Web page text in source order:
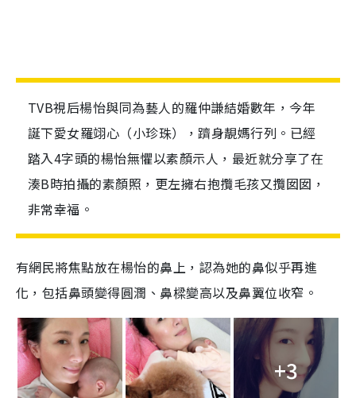
TVB視后楊怡與同為藝人的羅仲謙結婚數年，今年
誕下愛女羅翊心（小珍珠），躋身靚媽行列。已經
踏入4字頭的楊怡無懼以素顏示人，最近就分享了在
湊B時拍攝的素顏照，更左擁右抱攬毛孩又攬囡囡，
非常幸福。
有網民將焦點放在楊怡的鼻上，認為她的鼻似乎再進
化，包括鼻頭變得圓潤、鼻樑變高以及鼻翼位收窄。
+3